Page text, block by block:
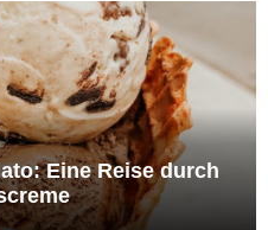
Eine Reise durch